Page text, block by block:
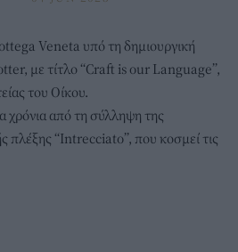
Veneta υπό τη δημιουργική
με τίτλο “Craft is our Language”,
του Οίκου.
χρόνια από τη σύλληψη της
πλέξης “Intrecciato”, που κοσμεί τις